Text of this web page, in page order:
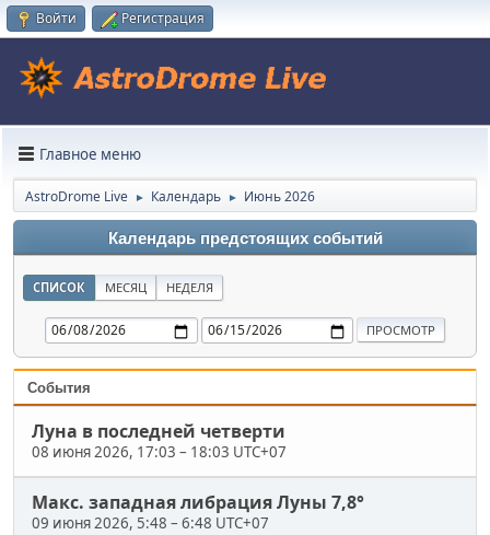
Войти Регистрация
Главное меню
AstroDrome Live ► Календарь ► Июнь 2026
Календарь предстоящих событий
СПИСОК МЕСЯЦ НЕДЕЛЯ
События
Луна в последней четверти
08 июня 2026, 17:03 – 18:03 UTC+07
Макс. западная либрация Луны 7,8°
09 июня 2026, 5:48 – 6:48 UTC+07